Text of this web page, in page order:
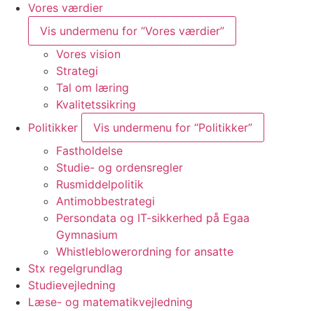
Vores værdier
Vis undermenu for “Vores værdier”
Vores vision
Strategi
Tal om læring
Kvalitetssikring
Politikker
Vis undermenu for “Politikker”
Fastholdelse
Studie- og ordensregler
Rusmiddelpolitik
Antimobbestrategi
Persondata og IT-sikkerhed på Egaa
Gymnasium
Whistle­blowerordning for ansatte
Stx regelgrundlag
Studievejledning
Læse- og matematikvejledning